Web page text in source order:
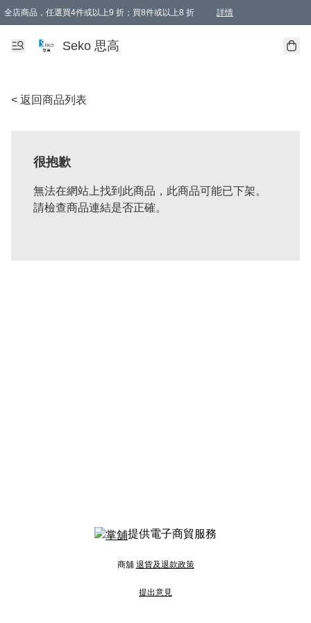
全店商品，任選買4件或以上9 折；買8件或以上8 折 詳情
新會員首次購物即享全單 95 折優惠！
購物滿198, 全單免運
Seko 思高
< 返回商品列表
很抱歉
無法在網站上找到此商品，此商品可能已下架。
請檢查商品連結是否正確。
提供電子商貿服務
商舖 退貨及退款政策
提出意見